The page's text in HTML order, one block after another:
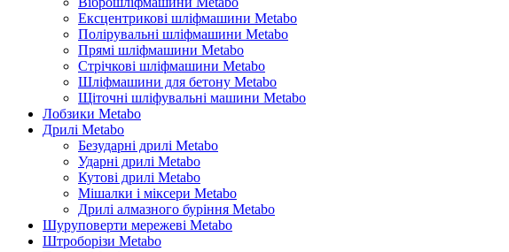
Ексцентрикові шліфмашини Metabo
Полірувальні шліфмашини Metabo
Прямі шліфмашини Metabo
Стрічкові шліфмашини Metabo
Шліфмашини для бетону Metabo
Щіточні шліфувальні машини Metabo
Лобзики Metabo
Дрилі Metabo
Безударні дрилі Metabo
Ударні дрилі Metabo
Кутові дрилі Metabo
Мішалки і міксери Metabo
Дрилі алмазного буріння Metabo
Шуруповерти мережеві Metabo
Штроборізи Metabo